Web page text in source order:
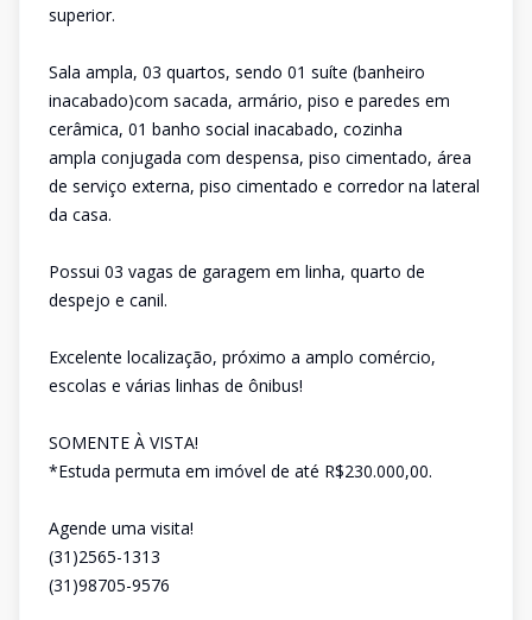
superior.
Sala ampla, 03 quartos, sendo 01 suíte (banheiro
inacabado)com sacada, armário, piso e paredes em
cerâmica, 01 banho social inacabado, cozinha
ampla conjugada com despensa, piso cimentado, área
de serviço externa, piso cimentado e corredor na lateral
da casa.
Possui 03 vagas de garagem em linha, quarto de
despejo e canil.
Excelente localização, próximo a amplo comércio,
escolas e várias linhas de ônibus!
SOMENTE À VISTA!
*Estuda permuta em imóvel de até R$230.000,00.
Agende uma visita!
(31)2565-1313
(31)98705-9576